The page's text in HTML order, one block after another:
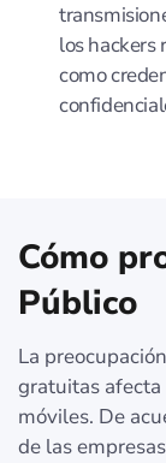
los hackers
como
Cómo
Público
La
gratuitas afecta
móviles. De
de las